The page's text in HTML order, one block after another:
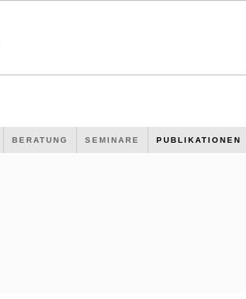
BERATUNG SEMINARE PUBLIKATIONEN